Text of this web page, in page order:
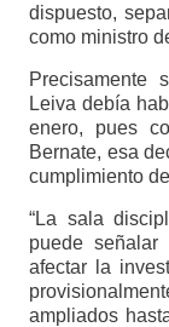
dispuesto,
como ministro
Precisamente
Leiva debía
enero, pues
Bernate, esa
cumplimiento
“La sala
puede
afectar la
ampliados